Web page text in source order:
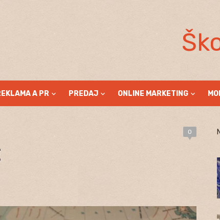
A PR PREDAJ ONLINE MARKETING
0